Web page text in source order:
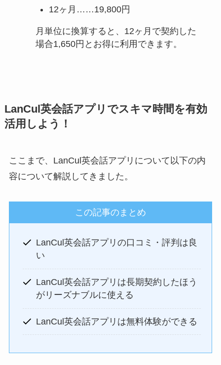
12ヶ月……19,800円
月単位に換算すると、12ヶ月で契約した
場合1,650円とお得に利用できます。
LanCul英会話アプリでスキマ時間を有効
活用しよう！
ここまで、LanCul英会話アプリについて以下の内
容について解説してきました。
この記事のまとめ
LanCul英会話アプリの口コミ・評判は良
い
LanCul英会話アプリは長期契約したほう
がリーズナブルに使える
LanCul英会話アプリは無料体験ができる